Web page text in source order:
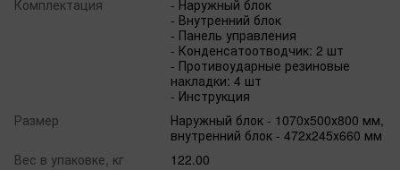
Комплектация
- Наружный блок
- Внутренний блок
- Панель управления
- Конденсатоотводчик: 2 шт
- Противоударные резиновые
накладки: 4 шт
- Инструкция
Размер
Наружный блок - 1070х500х800 мм,
внутренний блок - 472х245х660 мм
Вес в упаковке, кг
122.00